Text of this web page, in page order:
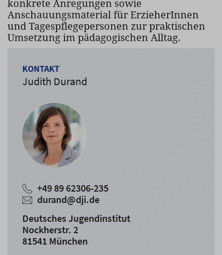
konkrete Anregungen sowie
Anschauungsmaterial für ErzieherInnen
und Tagespflegepersonen zur praktischen
Umsetzung im pädagogischen Alltag.
KONTAKT
Judith Durand
+49 89 62306-235
durand@dji.de
Deutsches Jugendinstitut
Nockherstr. 2
81541 München